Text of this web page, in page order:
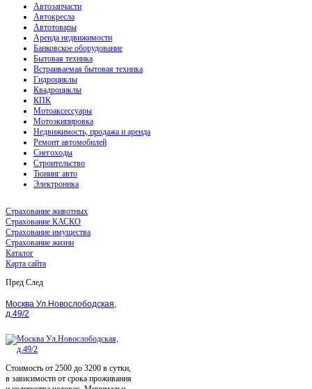
Автозапчасти
Автокресла
Автотовары
Аренда недвижимости
Банковское оборудование
Бытовая техника
Встраиваемая бытовая техника
Гидроциклы
Квадроциклы
КПК
Мотоаксессуары
Мотоэкипировка
Недвижимость, продажа и аренда
Ремонт автомобилей
Снегоходы
Строительство
Тюнинг авто
Электроника
Страхование животных
Страхование КАСКО
Страхование имущества
Страхование жизни
Каталог
Карта сайта
Пред След
Москва Ул.Новослободская,
д.49/2
Стоимость от 2500 до 3200 в сутки,
в зависимости от срока проживания